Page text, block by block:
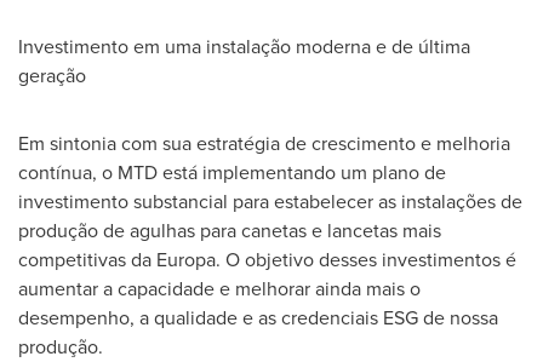
Investimento em uma instalação moderna e de última
geração
Em sintonia com sua estratégia de crescimento e melhoria
contínua, o MTD está implementando um plano de
investimento substancial para estabelecer as instalações de
produção de agulhas para canetas e lancetas mais
competitivas da Europa. O objetivo desses investimentos é
aumentar a capacidade e melhorar ainda mais o
desempenho, a qualidade e as credenciais ESG de nossa
produção.